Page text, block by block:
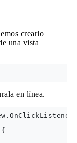
crearlo
una vista
en línea.